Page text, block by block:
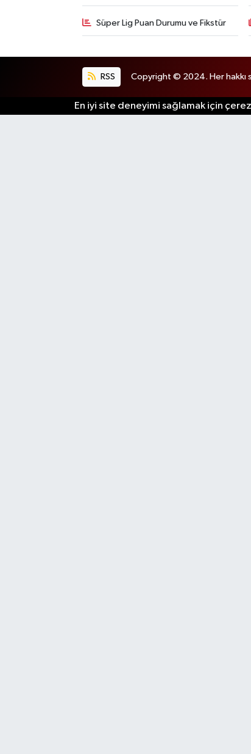
Süper Lig Puan Durumu ve Fikstür
RSS Copyright © 2024. Her hakkı
En iyi site deneyimi sağlamak için